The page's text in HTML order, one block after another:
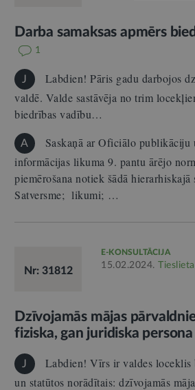
Darba samaksas apmērs
1
J
Labdien! Pāris gadu darbojos
valdē. Valde sastāvēja no trim
biedrības vadību…
A
Saskaņā ar Oficiālo publikāciju
informācijas likuma 9. pantu ārējo
piemērošana notiek šādā
Satversme; likumi; …
Nr: 31812
E-KONSULTĀCIJA
15.02.2024.
Dzīvojamās mājas
fiziska, gan juridiska persona
J
Labdien! Vīrs ir valdes loceklis
un statūtos norādītais: dzīvojamās